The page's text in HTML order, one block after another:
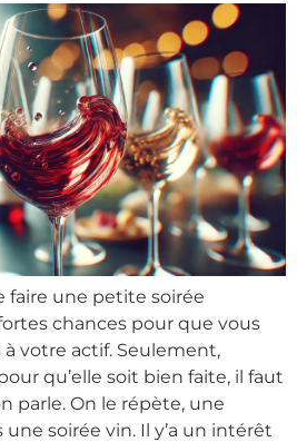
faire une petite soirée
chances pour que vous
votre actif. Seulement,
qu’elle soit bien faite, il faut
parle. On le répète, une
soirée vin. Il y’a un intérêt